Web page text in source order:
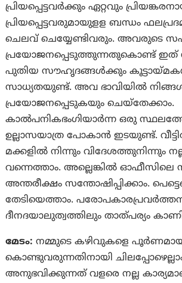
പ്രിയപ്പെട്ടവർക്കും ഏറ്റവും
പ്രിയപ്പെട്ടവരുമായുളള ബന്ധം
ചെലവ് ചെയ്യേണ്ടിവരും. അവരുടെ
പ്രയോജനപ്പെടുത്തുന്നതുകൊണ്ട് ഇത്
പുതിയ സൗഹൃദങ്ങള്‍ക്കും
സാധ്യതയുണ്ട്. അവ ഭാവിയില്‍
പ്രയോജനപ്പെടുകയും ചെയ്തേക്കാം.
കാൽപനികഭംഗിയാര്‍ന്ന ഒരു
ഉല്ലാസയാത്ര പോകാന്‍ ഇടയുണ്ട്.
മക്കളില്‍ നിന്നും വിദേശത്തുനിന്നും
വന്നെത്താം. അല്ലെങ്കില്‍
അന്തരീക്ഷം സന്തോഷിപ്പിക്കാം.
തേടിയെത്താം.
ദീനദയാലുത്വത്തിലും താത്‌പര്യം
മേടം: നമ്മുടെ കഴിവുകളെ
കൊണ്ടുവരുന്നതിനായി
അനുഭവിക്കുന്നത് വളരെ നല്ല